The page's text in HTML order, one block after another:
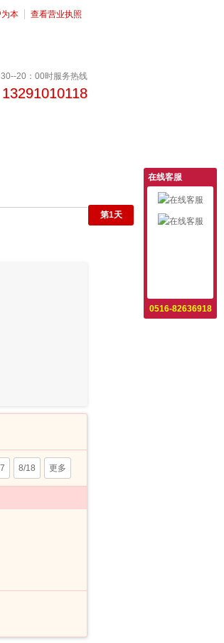
本 查看营业执照
20：00时服务热线
13291010118
8/18 更多
第1天
在线客服
0516-82636918